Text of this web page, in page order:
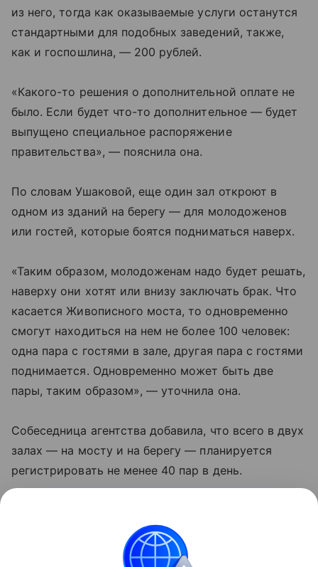
из него, тогда как оказываемые услуги останутся
стандартными для подобных заведений, также,
как и госпошлина, — 200 рублей.
«Какого-то решения о дополнительной оплате не
было. Если будет что-то дополнительное — будет
выпущено специальное распоряжение
правительства», — пояснила она.
По словам Ушаковой, еще один зал откроют в
одном из зданий на берегу — для молодоженов
или гостей, которые боятся подниматься наверх.
«Таким образом, молодоженам надо будет решать,
наверху они хотят или внизу заключать брак. Что
касается Живописного моста, то одновременно
смогут находиться на нем не более 100 человек:
одна пара с гостями в зале, другая пара с гостями
поднимается. Одновременно может быть две
пары, таким образом», — уточнила она.
Собеседница агентства добавила, что всего в двух
залах — на мосту и на берегу — планируется
регистрировать не менее 40 пар в день.
городское здание, которое находится в
эксплуатации и в собственности у «Гормоста», а